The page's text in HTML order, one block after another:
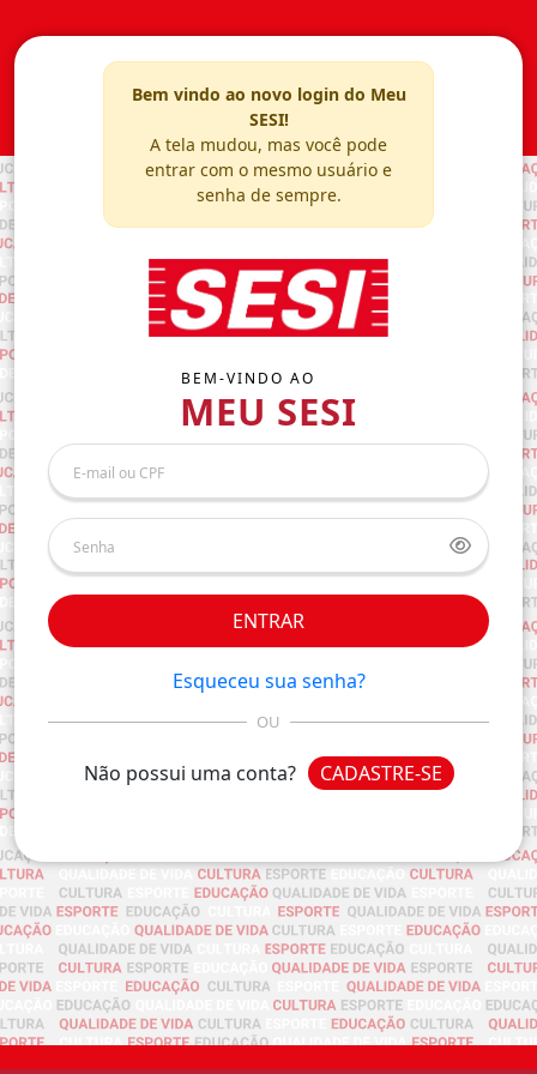
Bem vindo ao novo login do Meu
SESI!
A tela mudou, mas você pode
entrar com o mesmo usuário e
senha de sempre.
BEM-VINDO AO
MEU SESI
ENTRAR
Esqueceu sua senha?
OU
Não possui uma conta? CADASTRE-SE